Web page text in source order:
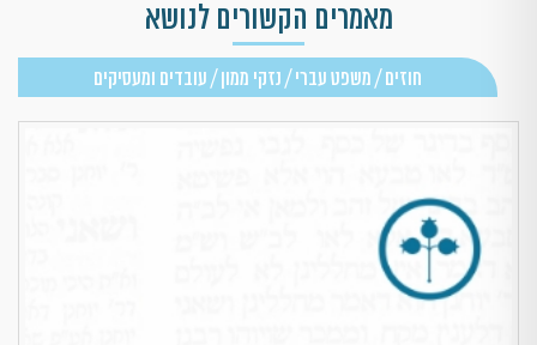
מאמרים הקשורים לנושא
חוזים / משפט עברי / נזקי ממון / עובדים ומעסיקים